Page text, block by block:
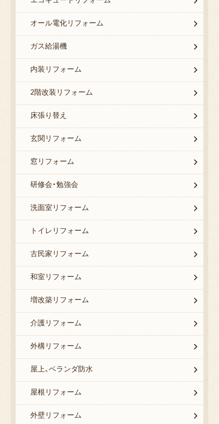
オール電化リフォーム
ガス給湯機
内装リフォーム
2階改装リフォーム
床張り替え
玄関リフォーム
窓リフォーム
研修会・勉強会
洗面室リフォーム
トイレリフォーム
古民家リフォーム
和室リフォーム
増改築リフォーム
介護リフォーム
外構リフォーム
屋上、ベランダ防水
屋根リフォーム
外壁リフォーム